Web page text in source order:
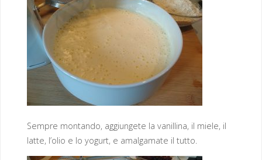
Sempre montando, aggiungete la vanillina, il miele, il
latte, l’olio e lo yogurt, e amalgamate il tutto.